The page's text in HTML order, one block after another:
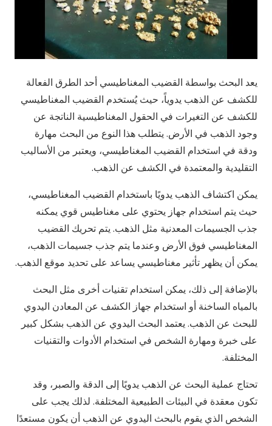
يعد البحث بواسطة القضيب المغناطيسي أحد الطرق الفعالة
للكشف عن الذهب يدوياً، حيث يُستخدم القضيب المغناطيسي
للكشف عن التغيرات في الحقول المغناطيسية الناتجة عن
وجود الذهب في الأرض. يتطلب هذا النوع من البحث مهارة
ودقة في استخدام القضيب المغناطيسي، ويعتبر من الأساليب
التقليدية والمعتمدة في الكشف عن الذهب.
يمكن اكتشاف الذهب يدويًا باستخدام القضيب المغناطيسي،
حيث يتم استخدام جهاز يحتوي على مغناطيس قوي يمكنه
جذب الجسيمات المعدنية مثل الذهب. يتم تحريك القضيب
المغناطيسي فوق الأرض وعندما يتم جذب جسيمات الذهب،
يمكن أن يظهر تأثير مغناطيسي يساعد على تحديد موقع الذهب.
بالإضافة إلى ذلك، يمكن استخدام تقنيات أخرى مثل البحث
بالمياه الساخنة أو استخدام جهاز الكشف عن المعادن اليدوي
للبحث عن الذهب. يعتمد البحث اليدوي عن الذهب بشكل كبير
على خبرة ومهارة الشخص في استخدام الأدوات والتقنيات
المختلفة.
تحتاج عملية البحث عن الذهب يدويًا إلى الدقة والصبر، وقد
تكون معقدة في البيئات الطبيعية المختلفة. لذلك يجب على
الشخص الذي يقوم بالبحث اليدوي عن الذهب أن يكون مستعدًا